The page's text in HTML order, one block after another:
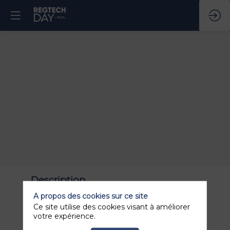
Description
Synapse Risk & Compliance, filiale de
Syspertec Group, œuvre pour un monde plus
transparent et durable. Ses solutions logicielles
A propos des cookies sur ce site
Ce site utilise des cookies visant à améliorer
votre expérience.